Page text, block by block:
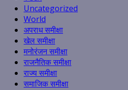
Uncategorized
World
अपराध समीक्षा
खेल समीक्षा
मनोरंजन समीक्षा
राजनैतिक समीक्षा
राज्य समीक्षा
समाजिक समीक्षा